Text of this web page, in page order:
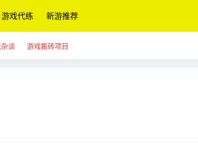
游戏代练 新游推荐
谈 游戏搬砖项目